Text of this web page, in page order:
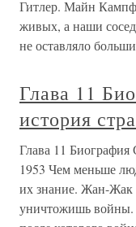
Гитлер. Майн Кампф
живых, а наши
не оставляло
Глава 11
история
Глава 11 Биография
1953 Чем меньше
их знание. Жан-Жак
уничтожишь войны.